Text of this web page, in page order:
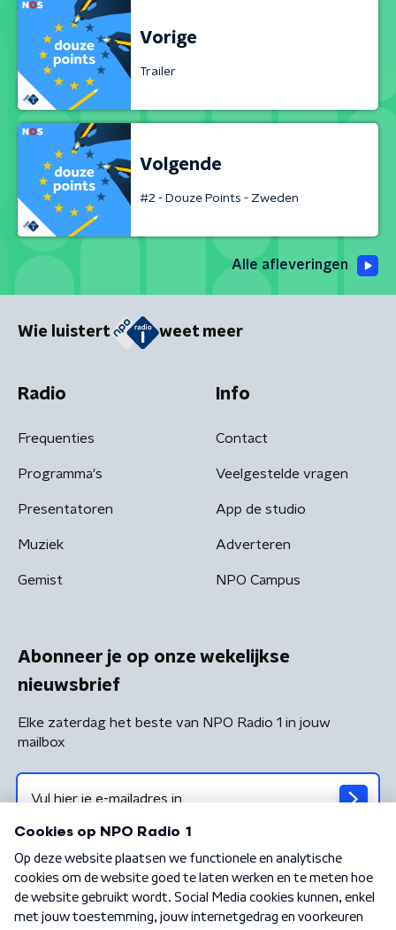
Vorige
Trailer
Volgende
#2 - Douze Points - Zweden
Alle afleveringen
Wie luistert weet meer
Radio
Frequenties
Programma's
Presentatoren
Muziek
Gemist
Info
Contact
Veelgestelde vragen
App de studio
Adverteren
NPO Campus
Abonneer je op onze wekelijkse
nieuwsbrief
Elke zaterdag het beste van NPO Radio 1 in jouw
mailbox
Algemene voorwaarden